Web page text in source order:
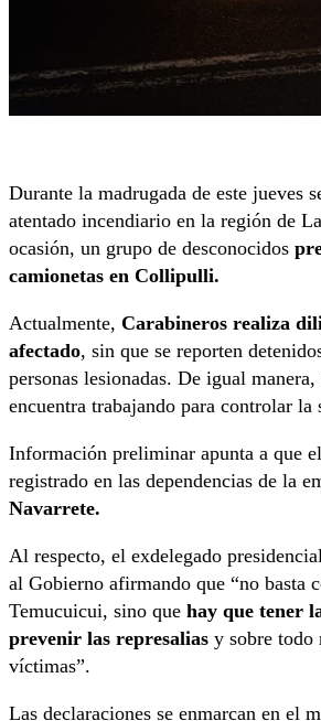
Durante la madrugada de este jueves
atentado incendiario en la región de
ocasión, un grupo de desconocidos
camionetas en Collipulli.
Actualmente, Carabineros realiza
afectado, sin que se reporten
personas lesionadas. De igual
encuentra trabajando para controlar la
Información preliminar apunta a que
registrado en las dependencias de la
Navarrete.
Al respecto, el exdelegado
al Gobierno afirmando que “no basta
Temucuicui, sino que hay que tener
prevenir las represalias y sobre todo
víctimas”.
Las declaraciones se enmarcan en el